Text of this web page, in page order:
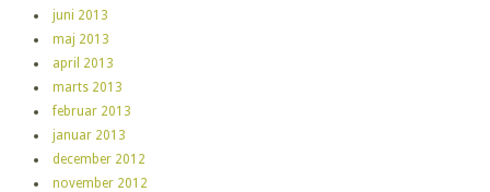
juni 2013
maj 2013
april 2013
marts 2013
februar 2013
januar 2013
december 2012
november 2012